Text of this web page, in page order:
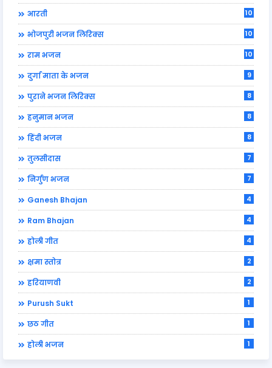
आरती 10
भोजपुरी भजन लिरिक्स 10
राम भजन 10
दुर्गा माता के भजन 9
पुराने भजन लिरिक्स 8
हनुमान भजन 8
हिंदी भजन 8
तुलसीदास 7
निर्गुण भजन 7
Ganesh Bhajan 4
Ram Bhajan 4
होली गीत 4
क्षमा स्तोत्र 2
हरियाणवी 2
Purush Sukt 1
छठ गीत 1
होली भजन 1